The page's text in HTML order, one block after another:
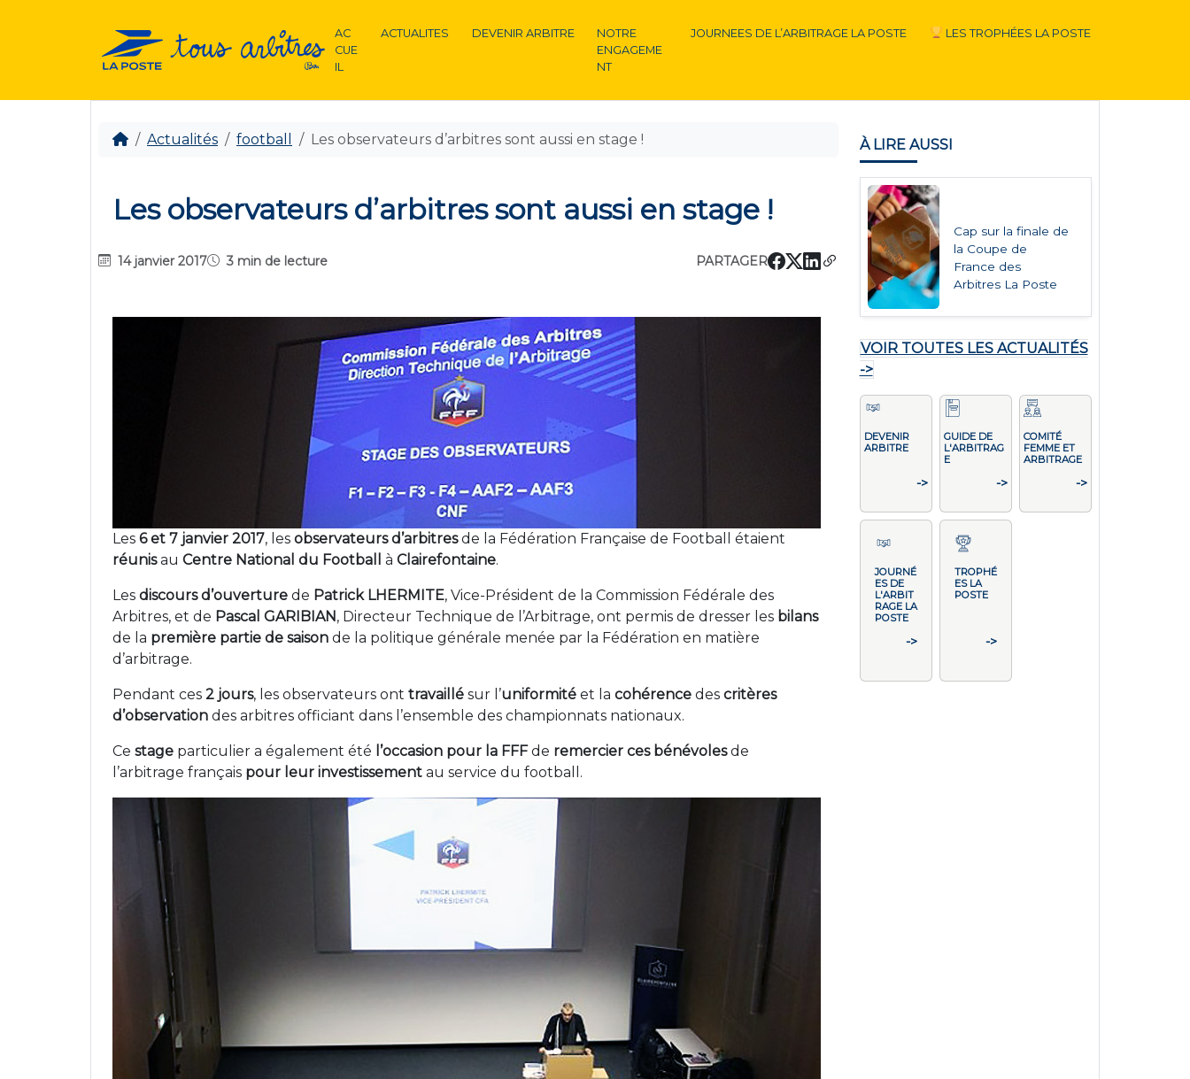
AC
CUE
IL
ACTUALITES DEVENIR ARBITRE
NOTRE
ENGAGEME
NT
JOURNEES DE L’ARBITRAGE LA POSTE LES TROPHÉES LA POSTE
Actualités football Les observateurs d’arbitres sont aussi en stage !
Les observateurs d’arbitres sont aussi en stage !
14 janvier 2017 3 min de lecture PARTAGER
Les 6 et 7 janvier 2017, les observateurs d’arbitresde la Fédération Française de Football étaient
réunisau Centre National du Football à Clairefontaine.
Les discours d’ouverture de Patrick LHERMITE, Vice-Président de la Commission Fédérale des
Arbitres, et de Pascal GARIBIAN, Directeur Technique de l’Arbitrage, ont permis de dresser les bilans
de la première partie de saison de la politique générale menée par la Fédération en matière
d’arbitrage.
Pendant ces 2 jours, les observateurs ont travaillé sur l’uniformité et la cohérence des critères
d’observation des arbitres officiant dans l’ensemble des championnats nationaux.
Ce stage particulier a également été l’occasion pour la FFFde remercier ces bénévolesde
l’arbitrage français pour leur investissement au service du football.
À LIRE AUSSI
Cap sur la finale de
la Coupe de
France des
Arbitres La Poste
VOIR TOUTES LES ACTUALITÉS
->
DEVENIR
ARBITRE
->
GUIDE DE
L'ARBITRAG
E
->
COMITÉ
FEMME ET
ARBITRAGE
->
JOURNÉ
ES DE
L'ARBIT
RAGE LA
POSTE
->
TROPHÉ
ES LA
POSTE
->